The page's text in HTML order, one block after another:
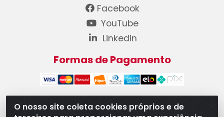
O nosso site coleta cookies próprios e de
Facebook
YouTube
Linkedin
Formas de Pagamento